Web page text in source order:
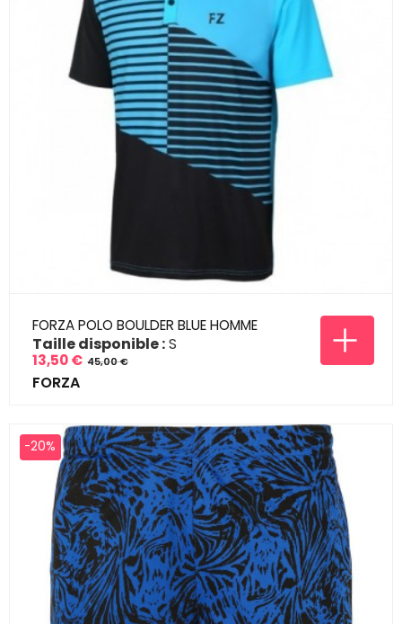
FORZA POLO BOULDER BLUE HOMME
Prix
13,50 €
Prix
de
45,00 €
Taille disponible :S
FORZA
-20%